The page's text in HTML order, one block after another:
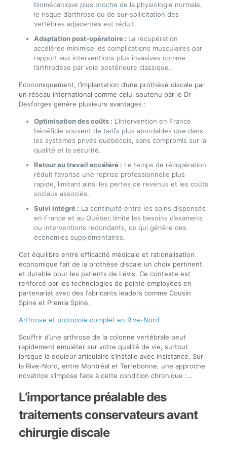
biomécanique plus proche de la physiologie normale,
le risque d’arthrose ou de sur-sollicitation des
vertèbres adjacentes est réduit.
Adaptation post-opératoire : La récupération
accélérée minimise les complications musculaires par
rapport aux interventions plus invasives comme
l’arthrodèse par voie postérieure classique.
Économiquement, l’implantation d’une prothèse discale par
un réseau international comme celui soutenu par le Dr
Desforges génère plusieurs avantages :
Optimisation des coûts : L’intervention en France
bénéficie souvent de tarifs plus abordables que dans
les systèmes privés québécois, sans compromis sur la
qualité et la sécurité.
Retour au travail accéléré : Le temps de récupération
réduit favorise une reprise professionnelle plus
rapide, limitant ainsi les pertes de revenus et les coûts
sociaux associés.
Suivi intégré : La continuité entre les soins dispensés
en France et au Québec limite les besoins d’examens
ou interventions redondants, ce qui génère des
économies supplémentaires.
Cet équilibre entre efficacité médicale et rationalisation
économique fait de la prothèse discale un choix pertinent
et durable pour les patients de Lévis. Ce contexte est
renforcé par les technologies de pointe employées en
partenariat avec des fabricants leaders comme Cousin
Spine et Premia Spine.
Arthrose et protocole complet en Rive-Nord
Souffrir d’une arthrose de la colonne vertébrale peut
rapidement empiéter sur votre qualité de vie, surtout
lorsque la douleur articulaire s’installe avec insistance. Sur
la Rive-Nord, entre Montréal et Terrebonne, une approche
novatrice s’impose face à cette condition chronique :…
L’importance préalable des
traitements conservateurs avant
chirurgie discale